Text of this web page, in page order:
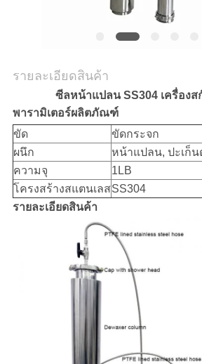
เว็บไซต์
นโยบาย
ความ
เป็น
รายละเอียดสินค้า
ซีลหน้าแปลน SS304 เครื่องส
พารามิเตอร์ผลิตภัณฑ์
ขัด
ขัดกระจก
ผนึก
หน้าแปลน, ปะเก็น
ความจุ
1LB
โครงสร้างสแตนเลสSS304
รายละเอียดสินค้า